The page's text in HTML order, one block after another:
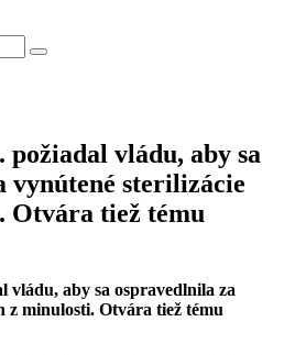
vládu, aby sa
vynútené sterilizácie
Otvára tiež tému
vládu, aby sa ospravedlnila za
z minulosti. Otvára tiež tému